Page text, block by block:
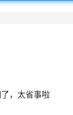
，太省事啦